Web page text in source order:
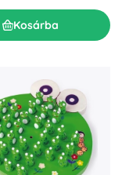
Kosárba